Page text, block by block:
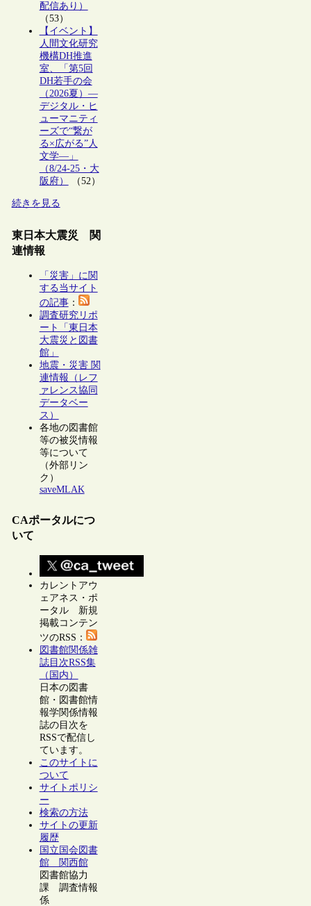
配信あり）
（53）
【イベント】
人間文化研究
機構DH推進
室、「第5回
DH若手の会
（2026夏）―
デジタル・ヒ
ューマニティ
ーズで“繋が
る×広がる”人
文学―」
（8/24-25・大
阪府）
（52）
続きを見る
東日本大震災 関
連情報
「災害」に関
する当サイト
の記事：
調査研究リポ
ート「東日本
大震災と図書
館」
地震・災害 関
連情報（レフ
ァレンス協同
データベー
ス）
各地の図書館
等の被災情報
等について
（外部リン
ク）
saveMLAK
CAポータルにつ
いて
カレントアウ
ェアネス・ポ
ータル 新規
掲載コンテン
ツのRSS：
図書館関係雑
誌目次RSS集
（国内）
日本の図書
館・図書館情
報学関係情報
誌の目次を
RSSで配信し
ています。
このサイトに
ついて
サイトポリシ
ー
検索の方法
サイトの更新
履歴
国立国会図書
館 関西館
図書館協力
課 調査情報
係